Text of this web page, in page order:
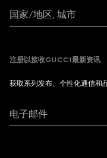
国家/地区, 城市
注册以接收GUCCI最新资讯
获取系列发布、个性化通信和
电子邮件